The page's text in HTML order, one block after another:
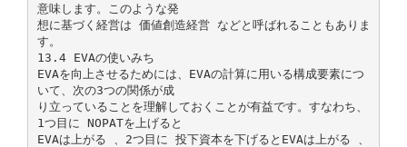
意味します。このような発
想に基づく経営は 価値創造経営 などと呼ばれることもありま
す。
13.4 EVAの使いみち
EVAを向上させるためには、EVAの計算に用いる構成要素につ
いて、次の3つの関係が成
り立っていることを理解しておくことが有益です。すなわち、
1つ目に NOPATを上げると
EVAは上がる 、2つ目に 投下資本を下げるとEVAは上がる 、